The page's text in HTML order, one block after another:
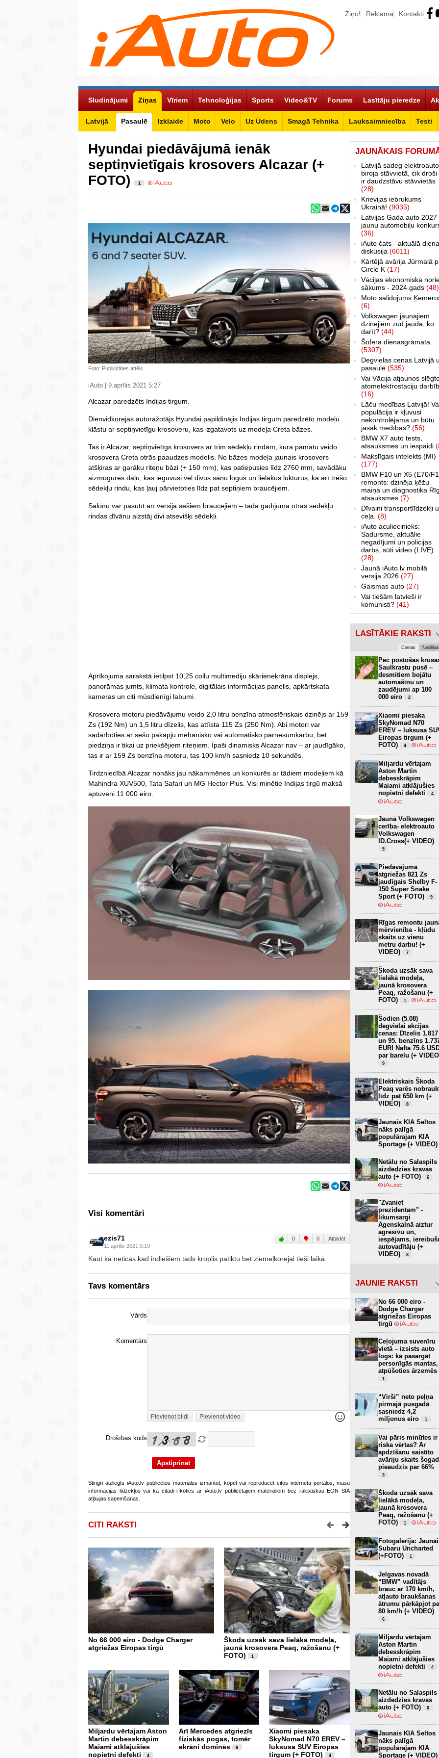
Ziņo! Reklāma Kontakti
Sludinājumi Ziņas
Latvijā Pasaulē Izklaide Moto Velo Uz Ūdens Smagā Tehnika Lauksaimniecība Testi
Vīriem Tehnoloģijas Sports Video&TV Forums Lasītāju pieredze
Hyundai piedāvājumā ienāk
septiņvietīgais krosovers Alcazar (+
FOTO)
1
Foto: Publicitātes attēls
iAuto | 9.aprīlis 2021 5:27
Alcazar paredzēts Indijas tirgum.
Dienvidkorejas autoražotājs Hyundai papildinājis Indijas tirgum paredzēto modeļu
klāstu ar septiņvietīgu krosoveru, kas izgatavots uz modeļa Creta bāzes.
Tas ir Alcazar, septiņvietīgs krosovers ar trim sēdekļu rindām, kura pamatu veido
krosovera Creta otrās paaudzes modelis. No bāzes modeļa jaunais krosovers
atšķiras ar garāku riteņu bāzi (+ 150 mm), kas patiepusies līdz 2760 mm, savādāku
aizmugures daļu, kas ieguvusi vēl divus sānu logus un lielākus lukturus, kā arī trešo
sēdekļu rindu, kas ļauj pārvietoties līdz pat septiņiem braucējiem.
Salonu var pasūtīt arī versijā sešiem braucējiem – tādā gadījumā otrās sēdekļu
rindas dīvānu aizstāj divi atsevišķi sēdekļi.
Aprīkojuma sarakstā ietilpst 10,25 collu multimediju skārienekrāna displejs,
panorāmas jumts, klimata kontrole, digitālais informācijas panelis, apkārtskata
kameras un citi mūsdienīgi labumi.
Krosovera motoru piedāvājumu veido 2,0 litru benzīna atmosfēriskais dzinējs ar 159
Zs (192 Nm) un 1,5 litru dīzelis, kas attīsta 115 Zs (250 Nm). Abi motori var
sadarboties ar sešu pakāpju mehānisko vai automātisko pārnesumkārbu, bet
piedziņa ir tikai uz priekšējiem riteņiem. Īpaši dinamisks Alcazar nav – ar jaudīgāko,
tas ir ar 159 Zs benzīna motoru, tas 100 km/h sasniedz 10 sekundēs.
Tirdzniecībā Alcazar nonāks jau nākammēnes un konkurēs ar tādiem modeļiem kā
Mahindra XUV500, Tata Safari un MG Hector Plus. Visi minētie Indijas tirgū maksā
aptuveni 11 000 eiro.
Visi komentāri
ezis71
11.aprīlis 2021 0:19
0 0 Atbildēt
Kaut kā neticās kad indiešiem tāds kroplis patiktu bet ziemeļkorejai tieši laikā.
Tavs komentārs
Vārds
Komentārs
Pievienot bildi Pievienot video
Drošības kods
Stingri aizliegts iAuto.lv publicētos materiālus izmantot, kopēt vai reproducēt citos interneta portālos, masu
informācijas līdzekļos vai kā citādi rīkoties ar iAuto.lv publicētajiem materiāliem bez rakstiskas EON SIA
atļaujas saņemšanas.
CITI RAKSTI
No 66 000 eiro - Dodge Charger
atgriežas Eiropas tirgū
Škoda uzsāk sava lielākā modeļa,
jaunā krosovera Peaq, ražošanu (+
FOTO)
1
Miljardu vērtajam Aston
Martin debesskrāpim
Maiami atklājušies
nopietni defekti
4
Arī Mercedes atgriezīs
fiziskās pogas, tomēr
ekrāni dominēs
6
Xiaomi piesaka
SkyNomad N70 EREV –
luksusa SUV Eiropas
tirgum (+ FOTO)
4
250 tonnas virs galvas -
Zinātnes sala un Baltijā
planetārijs (+ FOTO)
2
Pirmajam super sporta
auto pasaulē 60 gadi –
Lamborghini piesaka
īpašo versiju 99
JAUNĀKAIS
Latvijā sadeg elektroauto
biroja stāvvietā, cik droši
ir daudzstāvu stāvvietās
(28)
Krievijas iebrukums
Ukrainā! (9035)
Latvijas Gada auto 2027
jaunu automobiļu
(36)
iAuto čats - aktuālā
diskusija (6011)
Kārtējā avārija Jūrmalā
Circle K (17)
Vācijas ekonomiskā
sākums - 2024.gads (48)
Moto salidojums
(6)
Volkswagen jaunajiem
dzinējiem zūd jauda, ko
darīt? (44)
Šofera dienasgrāmata.
(5307)
Degvielas cenas Latvijā
pasaulē (535)
Vai Vācija atjaunos
atomelektrostaciju
(16)
Lāču medības Latvijā!
populācija ir kļuvusi
nekontrolējama un būtu
jāsāk medības? (56)
BMW X7 auto tests,
atsauksmes un iespaidi
Makslīgais intelekts (MI)
(177)
BMW F10 un X5 (E70/
remonts: dzinēja ķēžu
maiņa un diagnostika
atsauksmes (7)
Dīvaini transportlīdzekļi
ceļa. (8)
iAuto aculiecinieks:
Sadursme, aktuālie
negadījumi un policijas
darbs, sūti video (LIVE)
(28)
Jaunā iAuto.lv mobilā
versija 2026 (27)
Gaismas auto (27)
Vai tiešām latvieši ir
komunisti? (41)
LASĪTĀKIE RAKSTI
Dienas Nedēļas
Pēc postošās
Saulkrastu pusē –
desmitiem bojātu
automašīnu un
zaudējumi ap 100
000 eiro
2
Xiaomi piesaka
SkyNomad N70
EREV – luksusa
Eiropas tirgum (+
FOTO)
4
Miljardu vērtajam
Aston Martin
debesskrāpim
Maiami atklājušies
nopietni defekti
4
Jaunā Volkswagen
cerība- elektroauto
Volkswagen
ID.Cross(+ VIDEO)
5
Piedāvājumā
atgriežas 821 Zs
jaudīgais Shelby F-
150 Super Snake
Sport (+ FOTO)
9
Rīgas remontu
mērvienība - kļūdu
skaits uz vienu
metru darbu! (+
VIDEO)
7
Škoda uzsāk sava
lielākā modeļa,
jaunā krosovera
Peaq, ražošanu (+
FOTO)
1
Šodien (5.08)
degvielai akcijas
cenas: Dīzelis 1.817
un 95. benzīns
EUR! Nafta 75.6
par barelu (+
9
Elektriskais Škoda
Peaq varēs
līdz pat 650 km (+
VIDEO)
8
Jaunais KIA Seltos
nāks palīgā
populārajam KIA
Sportage (+ VIDEO)
Netālu no Salaspils
aizdedzies kravas
auto (+ FOTO)
6
"Zvaniet
prezidentam" -
likumsargi
Āgenskalnā aiztur
agresīvu un,
iespējams,
autovadītāju (+
VIDEO)
3
JAUNIE RAKSTI
No 66 000 eiro -
Dodge Charger
atgriežas Eiropas
tirgū
Ceļojuma suvenīru
vietā – izsists auto
logs: kā pasargāt
personīgās mantas,
atpūšoties ārzemēs
1
“Virši” neto peļņa
pirmajā pusgadā
sasniedz 4,2
miljonus eiro
1
Vai pāris minūtes ir
riska vērtas? Ar
apdzīšanu saistīto
avāriju skaits šogad
pieaudzis par 66%
3
Škoda uzsāk sava
lielākā modeļa,
jaunā krosovera
Peaq, ražošanu (+
FOTO)
1
Fotogalerija:
Subaru Uncharted
(+FOTO)
1
Jelgavas novadā
“BMW” vadītājs
brauc ar 170 km/h,
atļauto braukšanas
ātrumu pārkāpjot
80 km/h (+ VIDEO)
6
Miljardu vērtajam
Aston Martin
debesskrāpim
Maiami atklājušies
nopietni defekti
4
Netālu no Salaspils
aizdedzies kravas
auto (+ FOTO)
6
Jaunais KIA Seltos
nāks palīgā
populārajam KIA
Sportage (+ VIDEO)